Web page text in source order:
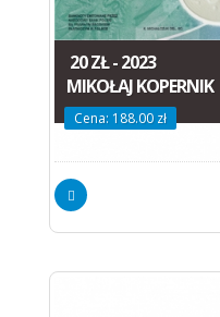
20 ZŁ - 2023
MIKOŁAJ KOPERNIK
Cena: 188.00 zł